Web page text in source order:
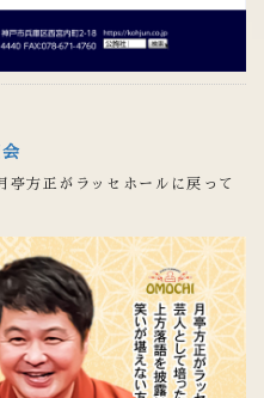
正がラッセホールに戻って